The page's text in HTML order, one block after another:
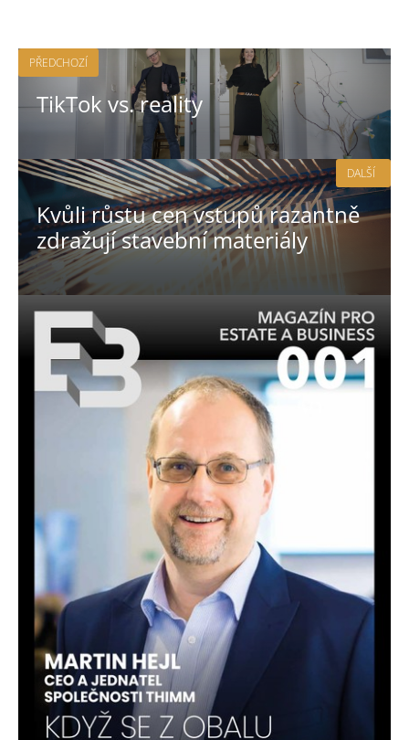
PŘEDCHOZÍ
TikTok vs. reality
Kvůli růstu cen vstupů razantně
zdražují stavební materiály
DALŠÍ